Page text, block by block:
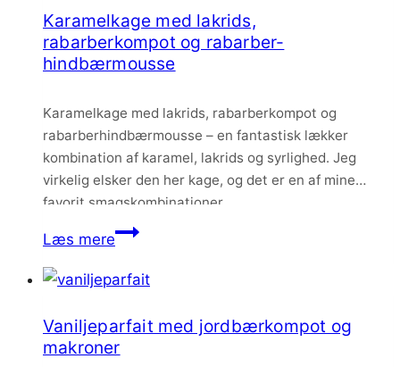
nødder
og
chokolade
Karamelkage med lakrids,
rabarberkompot og rabarber-
hindbærmousse
Karamelkage med lakrids, rabarberkompot og
rabarberhindbærmousse – en fantastisk lækker
kombination af karamel, lakrids og syrlighed. Jeg
virkelig elsker den her kage, og det er en af mine
favorit smagskombinationer.
Læs mereKaramelkage
lakrids,
og
rabarber-
Vaniljeparfait med jordbærkompot og
makroner